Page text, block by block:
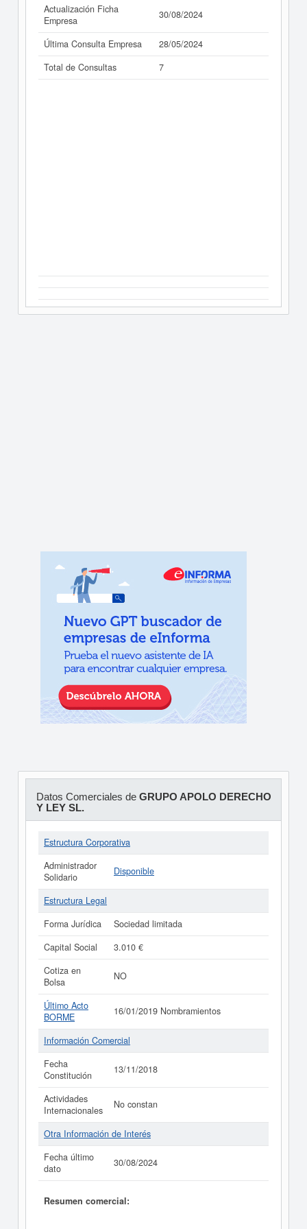
Actualización Ficha
Empresa
30/08/2024
Última Consulta Empresa
28/05/2024
Total de Consultas
7
Datos Comerciales de GRUPO APOLO DERECHO
Y LEY SL.
Estructura Corporativa
Administrador
Solidario
Disponible
Estructura Legal
Forma Jurídica
Sociedad limitada
Capital Social
3.010 €
Cotiza en
Bolsa
NO
Último Acto
BORME
16/01/2019 Nombramientos
Información Comercial
Fecha
Constitución
13/11/2018
Actividades
Internacionales
No constan
Otra Información de Interés
Fecha último
dato
30/08/2024
Resumen comercial: